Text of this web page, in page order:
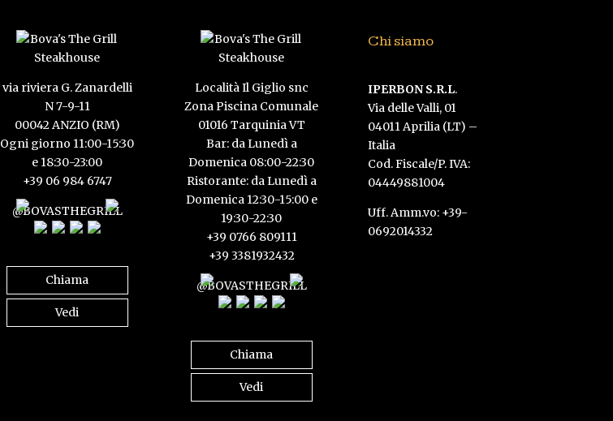
via riviera G. Zanardelli
N 7-9-11
00042 ANZIO (RM)
Ogni giorno 11:00-15:30
e 18:30-23:00
+39 06 984 6747
@BOVASTHEGRILL
Chiama
Vedi
Località Il Giglio snc
Zona Piscina Comunale
01016 Tarquinia VT
Bar: da Lunedì a
Domenica 08:00-22:30
Ristorante: da Lunedì a
Domenica 12:30-15:00 e
19:30-22:30
+39 0766 809111
+39 3381932432
@BOVASTHEGRILL
Chiama
Vedi
Chi siamo
IPERBON S.R.L.
Via delle Valli, 01
04011 Aprilia (LT) –
Italia
Cod. Fiscale/P. IVA:
04449881004
Uff. Amm.vo: +39-
0692014332